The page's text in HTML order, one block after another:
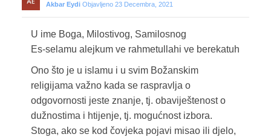
Akbar Eydi Objavljeno 23 Decembra, 2021
U ime Boga, Milostivog, Samilosnog
Es-selamu alejkum ve rahmetullahi ve berekatuh
Ono što je u islamu i u svim Božanskim
religijama važno kada se raspravlja o
odgovornosti jeste znanje, tj. obaviještenost o
dužnostima i htijenje, tj. mogućnost izbora.
Stoga, ako se kod čovjeka pojavi misao ili djelo,